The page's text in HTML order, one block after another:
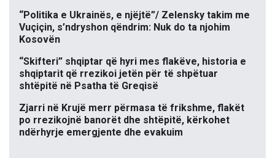
“Politika e Ukrainës, e njëjtë”/ Zelensky takim me
Vuçiçin, s’ndryshon qëndrim: Nuk do ta njohim
Kosovën
“Skifteri” shqiptar që hyri mes flakëve, historia e
shqiptarit që rrezikoi jetën për të shpëtuar
shtëpitë në Psatha të Greqisë
Zjarri në Krujë merr përmasa të frikshme, flakët
po rrezikojnë banorët dhe shtëpitë, kërkohet
ndërhyrje emergjente dhe evakuim